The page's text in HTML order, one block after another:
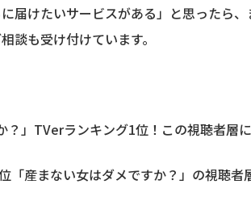
に届けたいサービスがある」と思った
談も受け付けています。
」TVerランキング1位！この視聴者層
産まない女はダメですか？」の視聴